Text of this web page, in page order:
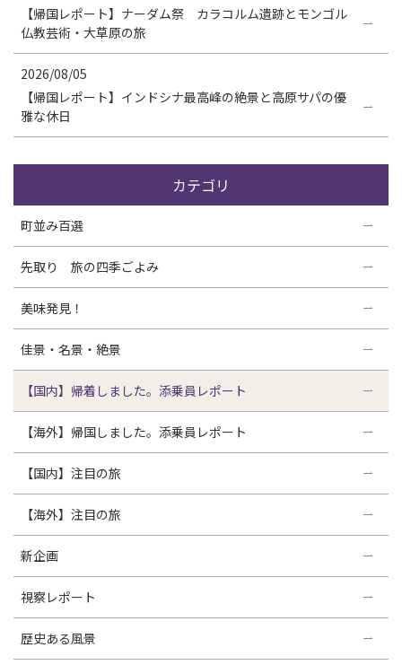
【帰国レポート】ナーダム祭 カラコルム遺跡とモンゴル
仏教芸術・大草原の旅
2026/08/05
【帰国レポート】インドシナ最高峰の絶景と高原サパの優
雅な休日
カテゴリ
町並み百選
先取り 旅の四季ごよみ
美味発見！
佳景・名景・絶景
【国内】帰着しました。添乗員レポート
【海外】帰国しました。添乗員レポート
【国内】注目の旅
【海外】注目の旅
新企画
視察レポート
歴史ある風景